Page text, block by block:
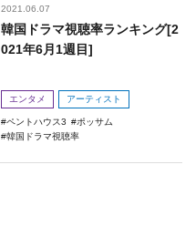
2021.06.07
韓国ドラマ視聴率ランキング[2
021年6月1週目]
エンタメ アーティスト
ペントハウス3
ポッサム
韓国ドラマ視聴率